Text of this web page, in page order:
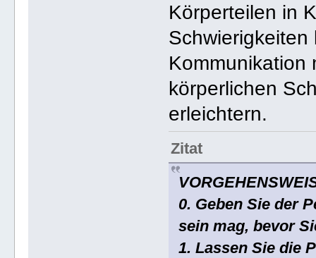
Körperteilen in
Kommunikation
körperlichen
erleichtern.
Zitat
0. Geben Sie der
sein mag, bevor
1. Lassen Sie die